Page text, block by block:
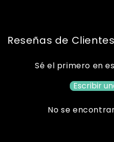
Reseñas de Clientes
Sé el primero en
Escribir
No se